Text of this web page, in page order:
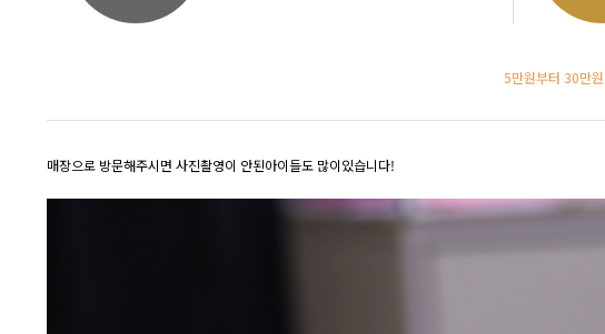
5만원부터 30만
매장으로 방문해주시면 사진촬영이 안된아이들도 많이있습니다!